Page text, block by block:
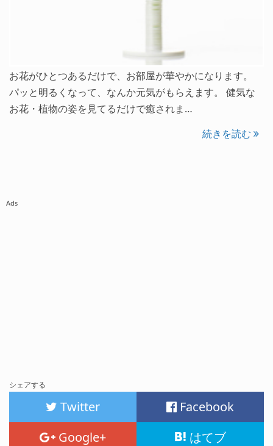
お花がひとつあるだけで、お部屋が華やかになります。
パッと明るくなって、なんか元気がもらえます。 健気な
お花・植物の姿を見てるだけで癒されま…
続きを読む
Ads
シェアする
Twitter
Facebook
Google+
はてブ